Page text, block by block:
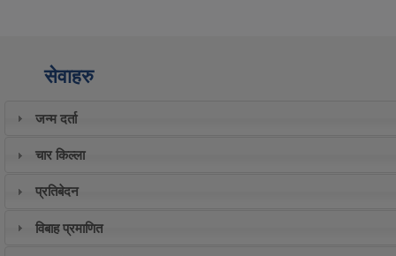
सेवाहरु
जन्म दर्ता
चार किल्ला
प्रतिबेदन
विबाह प्रमाणित